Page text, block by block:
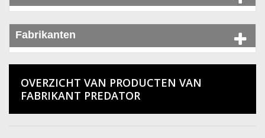
Fabrikanten
OVERZICHT VAN PRODUCTEN VAN
FABRIKANT PREDATOR